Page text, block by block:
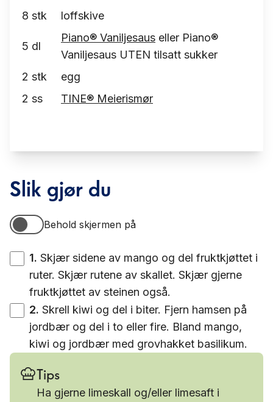
8 stk loffskive
5 dl
Piano® Vaniljesaus eller Piano®
Vaniljesaus UTEN tilsatt sukker
2 stk
egg
2 ss TINE® Meierismør
Slik gjør du
Behold skjermen på
Behold skjermen på
1. Skjær sidene av mango og del fruktkjøttet i
ruter. Skjær rutene av skallet. Skjær gjerne
fruktkjøttet av steinen også.
2. Skrell kiwi og del i biter. Fjern hamsen på
jordbær og del i to eller fire. Bland mango,
kiwi og jordbær med grovhakket basilikum.
Tips
Ha gjerne limeskall og/eller limesaft i